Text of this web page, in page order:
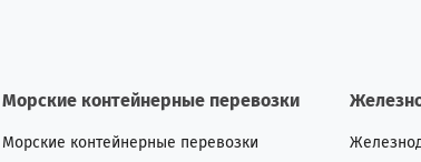
Морские контейнерные перевозки
Морские контейнерные перевозки